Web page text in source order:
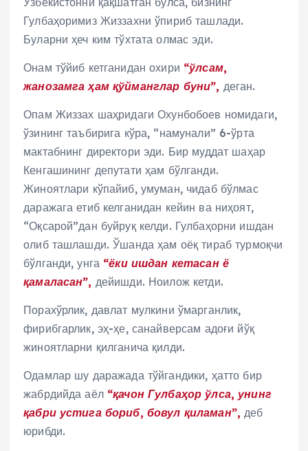
Гулбаҳоримиз Жиззахни ўпириб ташлади.
Буларни ҳеч ким тўхтата олмас эди.
Онам тўйиб кетганидан охири “ўлсам,
жанозамга ҳам қўйманглар буни”, деган.
Опам Жиззах шаҳридаги Охунбобоев номидаги,
ўзининг таъбирига кўра, “намунали” 6-ўрта
мактабнинг директори эди. Бир муддат шаҳар
Кенгашининг депутати ҳам бўлганди.
Жиноятлари кўпайиб, умуман, чидаб бўлмас
даражага етиб келганидан кейин ва ниҳоят,
“Оқсарой”дан буйруқ келди. Гулбаҳорни ишдан
олиб ташлашди. Ўшанда ҳам оёқ тираб турмоқчи
бўлганди, унга “ёки ишдан кетасан ё
қамаласан”, дейишди. Ноилож кетди.
Порахўрлик, давлат мулкини ўмарганлик,
фирибгарлик, эҳ-ҳе, санайверсам адоғи йўқ
жиноятларни қилганича қилди.
Одамлар шу даражада тўйгандики, ҳатто бир
жабрдийда аёл “қачон Гулбаҳор ўлса, унинг
қабри устига бориб, бовул қиламан”,деб
юрибди.